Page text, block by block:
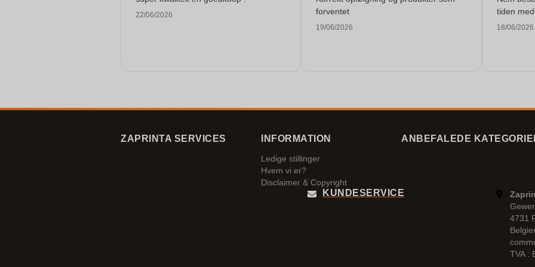
22/06/2026
forventet
19/06/2026
tiden
18/06/2026
ZAPRINTA SERVICES INFORMATION
Ledige stillinger
Hvem vi er?
Disclaimer & Copyright
ANBEFALEDE
KUNDESERVICE
4731
TVA :